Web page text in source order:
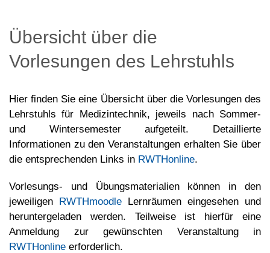
Übersicht über die
Vorlesungen des Lehrstuhls
Hier finden Sie eine Übersicht über die Vorlesungen des
Lehrstuhls für Medizintechnik, jeweils nach Sommer-
und Wintersemester aufgeteilt. Detaillierte
Informationen zu den Veranstaltungen erhalten Sie über
die entsprechenden Links in RWTHonline.
Vorlesungs- und Übungsmaterialien können in den
jeweiligen RWTHmoodle Lernräumen eingesehen und
heruntergeladen werden. Teilweise ist hierfür eine
Anmeldung zur gewünschten Veranstaltung in
RWTHonline erforderlich.